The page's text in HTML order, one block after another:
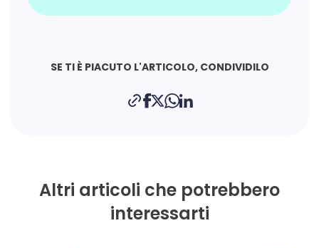
SE TI È PIACUTO L'ARTICOLO, CONDIVIDILO
Altri articoli che potrebbero
interessarti